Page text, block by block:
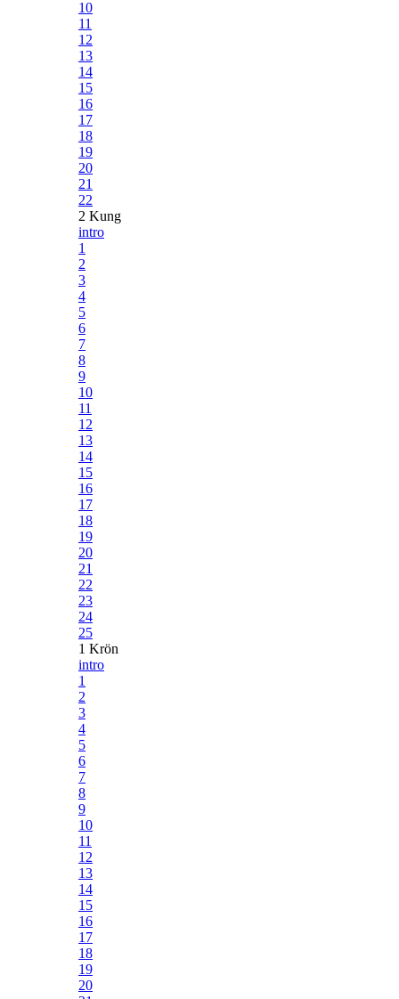
10
11
12
13
14
15
16
17
18
19
20
21
22
2 Kung
intro
1
2
3
4
5
6
7
8
9
10
11
12
13
14
15
16
17
18
19
20
21
22
23
24
25
1 Krön
intro
1
2
3
4
5
6
7
8
9
10
11
12
13
14
15
16
17
18
19
20